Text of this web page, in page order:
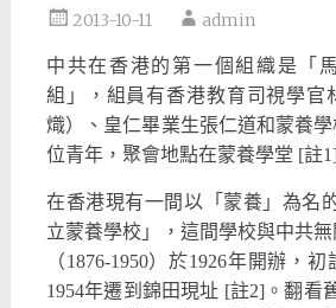
2013-10-11 admin
中共在香港的第一個組織是「
組」，組員有香港教育司視學官
熾）、皇仁畢業生張仁道和蒙養
位青年，聚會地點在蒙養學堂 [註
在香港現有一間以「蒙養」為名
立蒙養學校」，這間學校與中共
（1876-1950）於1926年開辦，
1954年遷到錦田現址 [註2]。翻看